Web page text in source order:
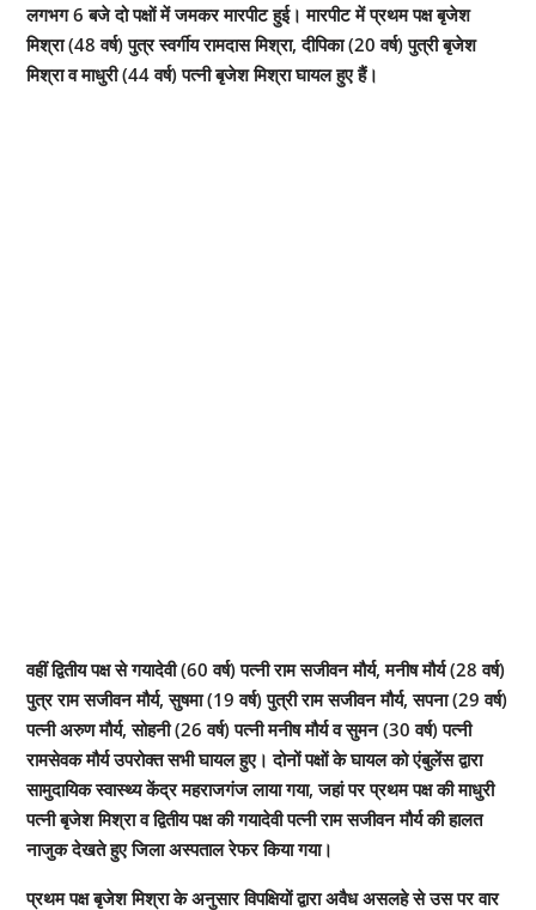
लगभग 6 बजे दो पक्षों में जमकर मारपीट हुई। मारपीट में प्रथम पक्ष बृजेश
मिश्रा (48 वर्ष) पुत्र स्वर्गीय रामदास मिश्रा, दीपिका (20 वर्ष) पुत्री बृजेश
मिश्रा व माधुरी (44 वर्ष) पत्नी बृजेश मिश्रा घायल हुए हैं।
वहीं द्वितीय पक्ष से गयादेवी (60 वर्ष) पत्नी राम सजीवन मौर्य, मनीष मौर्य (28 वर्ष)
पुत्र राम सजीवन मौर्य, सुषमा (19 वर्ष) पुत्री राम सजीवन मौर्य, सपना (29 वर्ष)
पत्नी अरुण मौर्य, सोहनी (26 वर्ष) पत्नी मनीष मौर्य व सुमन (30 वर्ष) पत्नी
रामसेवक मौर्य उपरोक्त सभी घायल हुए। दोनों पक्षों के घायल को एंबुलेंस द्वारा
सामुदायिक स्वास्थ्य केंद्र महराजगंज लाया गया, जहां पर प्रथम पक्ष की माधुरी
पत्नी बृजेश मिश्रा व द्वितीय पक्ष की गयादेवी पत्नी राम सजीवन मौर्य की हालत
नाजुक देखते हुए जिला अस्पताल रेफर किया गया।
प्रथम पक्ष बृजेश मिश्रा के अनुसार विपक्षियों द्वारा अवैध असलहे से उस पर वार